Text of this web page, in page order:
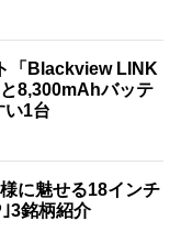
「Blackview LINK
8,300mAhバッテ
い1台
に魅せる18インチ
3銘柄紹介